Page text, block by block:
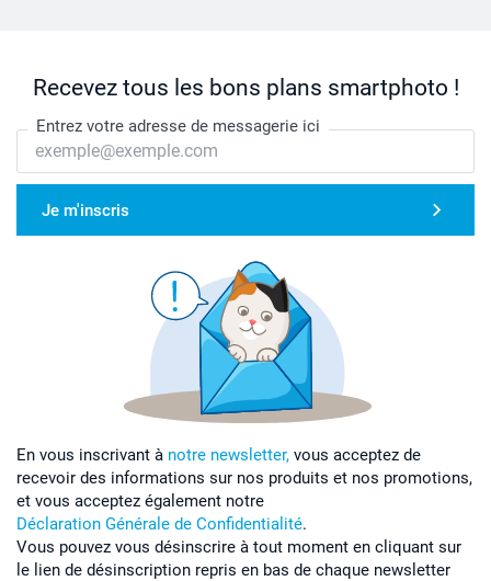
Recevez tous les bons plans smartphoto !
Entrez votre adresse de messagerie ici
Je m'inscris
En vous inscrivant à notre newsletter, vous acceptez de
recevoir des informations sur nos produits et nos promotions,
et vous acceptez également notre
Déclaration Générale de Confidentialité.
Vous pouvez vous désinscrire à tout moment en cliquant sur
le lien de désinscription repris en bas de chaque newsletter